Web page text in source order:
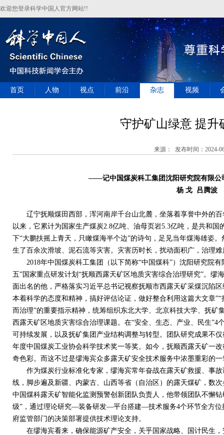
欢迎您登录科学中国人官方网站!!
首页 人物 视点 前沿 杂志 视频
守护矿山绿意 提升
来源： 发布时间：2024-
——记中国煤炭科工集团沈阳研究院有限公
杨 戈
吕腾波
辽宁抚顺煤田西部，浑河南岸千台山北麓，坐落着享誉中外的
以来，它累计为国家生产煤炭2.8亿吨、油母页岩5.3亿吨，是共和国
下“大鹏扶摇上青天，只瞰煤海半个边”的诗句，足见当年煤海雄姿
生了百余次滑坡、泥石流等灾害。灾害历时长，扰动面积广，治理
2018年中国煤炭科工集团（以下简称“中国煤科”）沈阳研究院
五”国家重点研发计划“抚顺西露天矿区地质灾害综合治理研究”。缪
面出名的他，严格落实习近平总书记视察抚顺市西露天矿采煤沉陷
本着科学的态度和精神，搞好评估论证，做好整合利用这篇大文章
而治理”的重要指示精神，统筹组织东北大学、北京科技大学、抚矿
西露天矿区地质灾害综合治理课题。在“安全、生态、产业、民生”4
可持续发展，以及抚矿集团产业结构调整与转型。团队研究成果不
年度中国煤炭工业协会科学技术奖一等奖。如今，抚顺西露天矿一
奇色彩。而这不过是缪海宾众多露天矿安全技术服务中浓墨重彩的一
作为煤炭行业标准化专家，缪海宾常年奋战在露天矿救援、事故
线，脚步遍及新疆、内蒙古、山西等省（自治区）的露天煤矿，数
中国煤科露天矿智能化监测预警创新团队负责人，他带领团队不懈
级”，通过理论研究—装备研发—平台搭建—技术服务4个环节全方
府监管部门的决策部署提供技术理论支持。
在缪海宾看来，确保能源矿产安全，关乎国家战略、国计民生，